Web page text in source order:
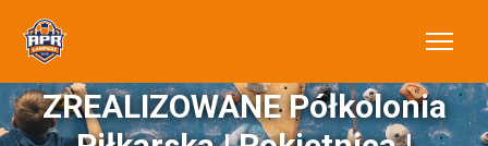
ZREALIZOWANE Półkolonia